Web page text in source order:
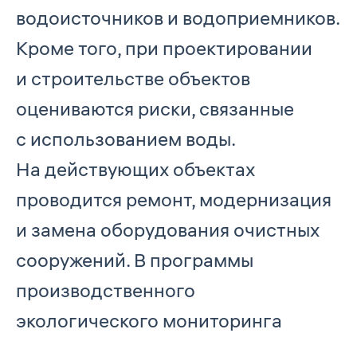
водоисточников и водоприемников.
Кроме того, при проектировании
и строительстве объектов
оцениваются риски, связанные
с использованием воды.
На действующих объектах
проводится ремонт, модернизация
и замена оборудования очистных
сооружений. В программы
производственного
экологического мониторинга